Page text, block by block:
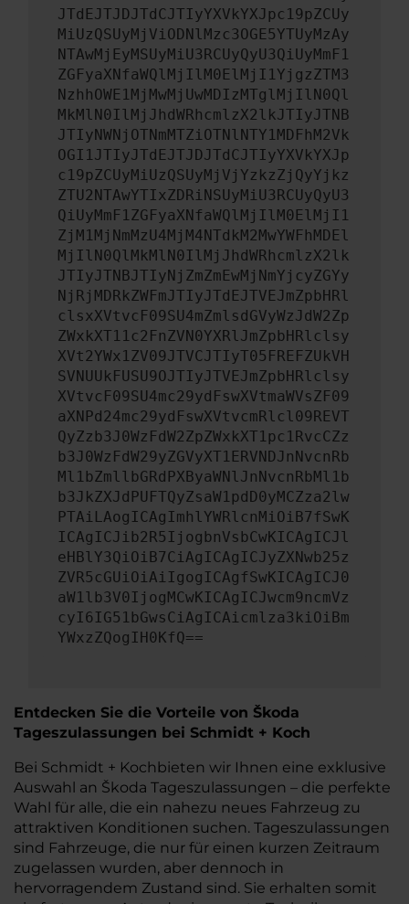
JTdEJTJDJTdCJTIyYXVkYXJpc19pZCUy
MiUzQSUyMjViODNlMzc3OGE5YTUyMzAy
NTAwMjEyMSUyMiU3RCUyQyU3QiUyMmF1
ZGFyaXNfaWQlMjIlM0ElMjI1YjgzZTM3
NzhhOWE1MjMwMjUwMDIzMTglMjIlN0Ql
MkMlN0IlMjJhdWRhcmlzX2lkJTIyJTNB
JTIyNWNjOTNmMTZiOTNlNTY1MDFhM2Vk
OGI1JTIyJTdEJTJDJTdCJTIyYXVkYXJp
c19pZCUyMiUzQSUyMjVjYzkzZjQyYjkz
ZTU2NTAwYTIxZDRiNSUyMiU3RCUyQyU3
QiUyMmF1ZGFyaXNfaWQlMjIlM0ElMjI1
ZjM1MjNmMzU4MjM4NTdkM2MwYWFhMDEl
MjIlN0QlMkMlN0IlMjJhdWRhcmlzX2lk
JTIyJTNBJTIyNjZmZmEwMjNmYjcyZGYy
NjRjMDRkZWFmJTIyJTdEJTVEJmZpbHRl
clsxXVtvcF09SU4mZmlsdGVyWzJdW2Zp
ZWxkXT11c2FnZVN0YXRlJmZpbHRlclsy
XVt2YWx1ZV09JTVCJTIyT05FREFZUkVH
SVNUUkFUSU9OJTIyJTVEJmZpbHRlclsy
XVtvcF09SU4mc29ydFswXVtmaWVsZF09
aXNPd24mc29ydFswXVtvcmRlcl09REVT
QyZzb3J0WzFdW2ZpZWxkXT1pc1RvcCZz
b3J0WzFdW29yZGVyXT1ERVNDJnNvcnRb
Ml1bZmllbGRdPXByaWNlJnNvcnRbMl1b
b3JkZXJdPUFTQyZsaW1pdD0yMCZza2lw
PTAiLAogICAgImhlYWRlcnMiOiB7fSwK
ICAgICJib2R5IjogbnVsbCwKICAgICJl
eHBlY3QiOiB7CiAgICAgICJyZXNwb25z
ZVR5cGUiOiAiIgogICAgfSwKICAgICJ0
aW1lb3V0IjogMCwKICAgICJwcm9ncmVz
cyI6IG51bGwsCiAgICAicmlza3kiOiBm
YWxzZQogIH0KfQ==
Entdecken Sie die Vorteile von Škoda
Tageszulassungen bei Schmidt + Koch
Bei Schmidt + Kochbieten wir Ihnen eine exklusive
Auswahl an Škoda Tageszulassungen – die perfekte
Wahl für alle, die ein nahezu neues Fahrzeug zu
attraktiven Konditionen suchen. Tageszulassungen
sind Fahrzeuge, die nur für einen kurzen Zeitraum
zugelassen wurden, aber dennoch in
hervorragendem Zustand sind. Sie erhalten somit